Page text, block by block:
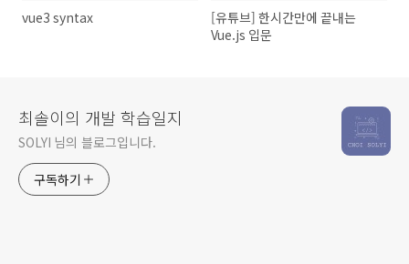
vue3 syntax
[유튜브] 한시간만에 끝내는
Vue.js 입문
최솔이의 개발 학습일지
SOLYI 님의 블로그입니다.
구독하기